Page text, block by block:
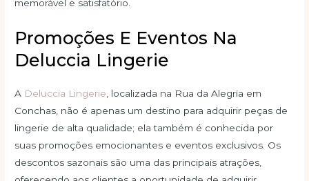
memorável e satisfatório.
Promoções E Eventos Na
Deluccia Lingerie
A Deluccia Lingerie , localizada na Rua da Alegria em
Conchas, não é apenas um destino para adquirir peças de
lingerie de alta qualidade; ela também é conhecida por
suas promoções emocionantes e eventos exclusivos. Os
descontos sazonais são uma das principais atrações,